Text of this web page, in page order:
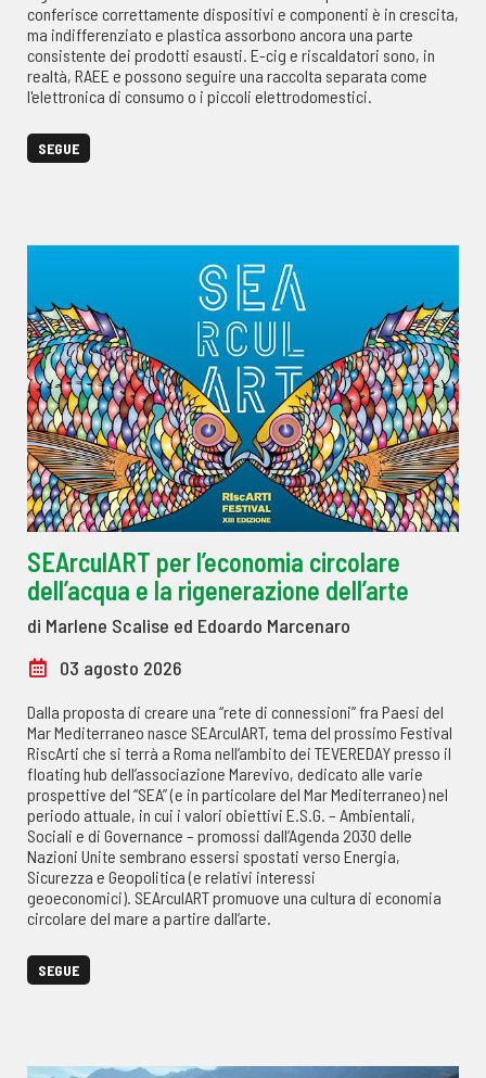
conferisce correttamente dispositivi e componenti è in crescita,
ma indifferenziato e plastica assorbono ancora una parte
consistente dei prodotti esausti. E-cig e riscaldatori sono, in
realtà, RAEE e possono seguire una raccolta separata come
l'elettronica di consumo o i piccoli elettrodomestici.
SEGUE
SEArculART per l’economia circolare
dell’acqua e la rigenerazione dell’arte
di Marlene Scalise ed Edoardo Marcenaro
03 agosto 2026
Dalla proposta di creare una “rete di connessioni” fra Paesi del
Mar Mediterraneo nasce SEArculART, tema del prossimo Festival
RiscArti che si terrà a Roma nell’ambito dei TEVEREDAY presso il
floating hub dell’associazione Marevivo, dedicato alle varie
prospettive del “SEA” (e in particolare del Mar Mediterraneo) nel
periodo attuale, in cui i valori obiettivi E.S.G. – Ambientali,
Sociali e di Governance – promossi dall’Agenda 2030 delle
Nazioni Unite sembrano essersi spostati verso Energia,
Sicurezza e Geopolitica (e relativi interessi
geoeconomici). SEArculART promuove una cultura di economia
circolare del mare a partire dall’arte.
SEGUE